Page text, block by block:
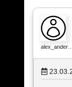
alex_ander…